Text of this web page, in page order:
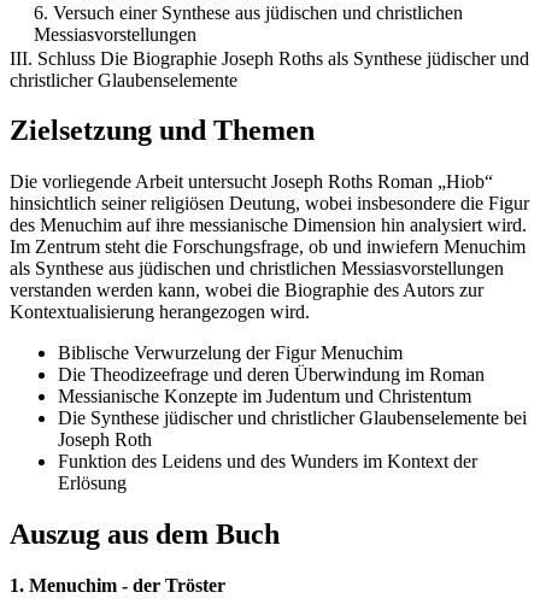
6. Versuch einer Synthese aus jüdischen und christlichen
Messiasvorstellungen
III. Schluss Die Biographie Joseph Roths als Synthese jüdischer und
christlicher Glaubenselemente
Zielsetzung und Themen
Die vorliegende Arbeit untersucht Joseph Roths Roman „Hiob“
hinsichtlich seiner religiösen Deutung, wobei insbesondere die Figur
des Menuchim auf ihre messianische Dimension hin analysiert wird.
Im Zentrum steht die Forschungsfrage, ob und inwiefern Menuchim
als Synthese aus jüdischen und christlichen Messiasvorstellungen
verstanden werden kann, wobei die Biographie des Autors zur
Kontextualisierung herangezogen wird.
Biblische Verwurzelung der Figur Menuchim
Die Theodizeefrage und deren Überwindung im Roman
Messianische Konzepte im Judentum und Christentum
Die Synthese jüdischer und christlicher Glaubenselemente bei
Joseph Roth
Funktion des Leidens und des Wunders im Kontext der
Erlösung
Auszug aus dem Buch
1. Menuchim - der Tröster